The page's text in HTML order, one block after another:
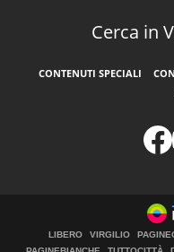
Cerca in
CONTENUTI SPECIALI
LIBERO VIRGILIO